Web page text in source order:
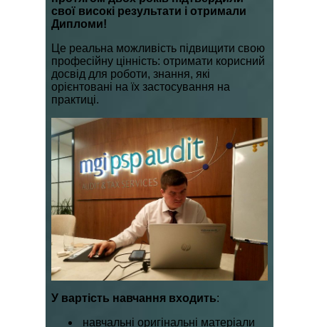
свої високі результати і отримали
Дипломи!
Це реальна можливість підвищити свою
професійну цінність: отримати корисний
досвід для роботи, знання, які
орієнтовані на їх застосування на
практиці.
У вартість навчання входить:
навчальні оригінальні матеріали